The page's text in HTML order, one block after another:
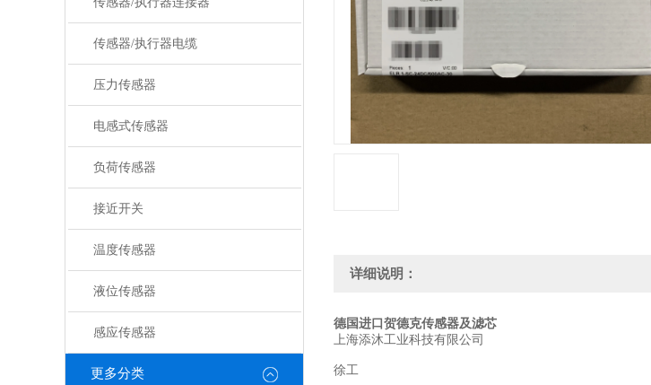
传感器/执行器电缆
压力传感器
电感式传感器
负荷传感器
接近开关
温度传感器
液位传感器
感应传感器
更多分类
详细说明：
德国进口贺德克传感器及滤芯
上海添沐工业科技有限公司
徐工